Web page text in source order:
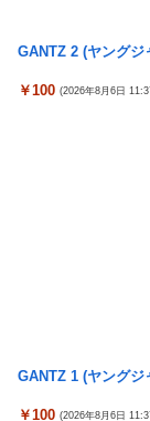
パヨク「アジア
いそう…会社滅茶
【悲報】茂木敏
「電車で女性が
ントが主張、虚
なんでみんなそ
【バンダイ】「
【悲報】AV女優
【〈物語〉シリー
ィギュア【彩色原
富士登山ツアー中
細井くんの彼女、
外国人「2002年
選でレフリーへ
【ウマ娘】わた
GANTZ 2 (ヤングジ
￥100 (2026年8月6日
GANTZ 1 (ヤングジ
￥100 (2026年8月6日